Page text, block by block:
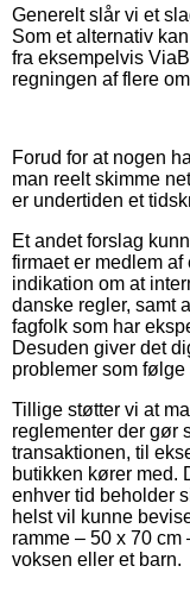
Generelt slår vi et
Som et alternativ
fra eksempelvis
regningen af flere
Forud for at nogen
man reelt skimme
er undertiden et
Et andet forslag
firmaet er medlem
indikation om at
danske regler, samt
fagfolk som har
Desuden giver det
problemer som
Tillige støtter vi at
reglementer der gør
transaktionen, til
butikken kører med.
enhver tid beholder
helst vil kunne
ramme – 50 x 70
voksen eller et barn.